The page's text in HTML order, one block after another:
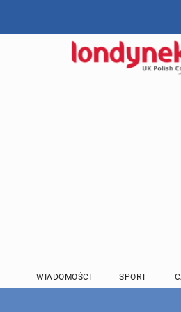
WIADOMOŚCI SPORT